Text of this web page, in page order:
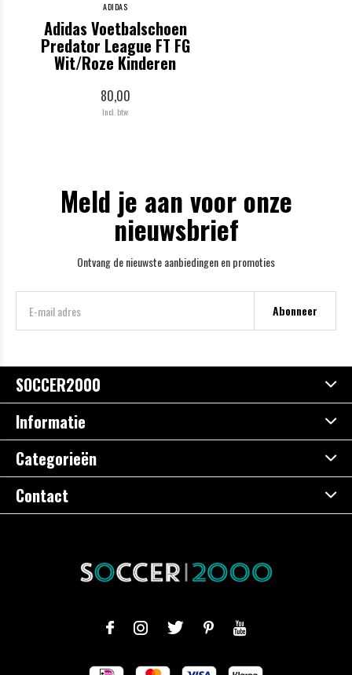
ADIDAS
Adidas Voetbalschoen
Predator League FT FG
Wit/Roze Kinderen
80,00
Incl. btw
Meld je aan voor onze
nieuwsbrief
Ontvang de nieuwste aanbiedingen en promoties
Abonneer
SOCCER2000
Informatie
Categorieën
Contact